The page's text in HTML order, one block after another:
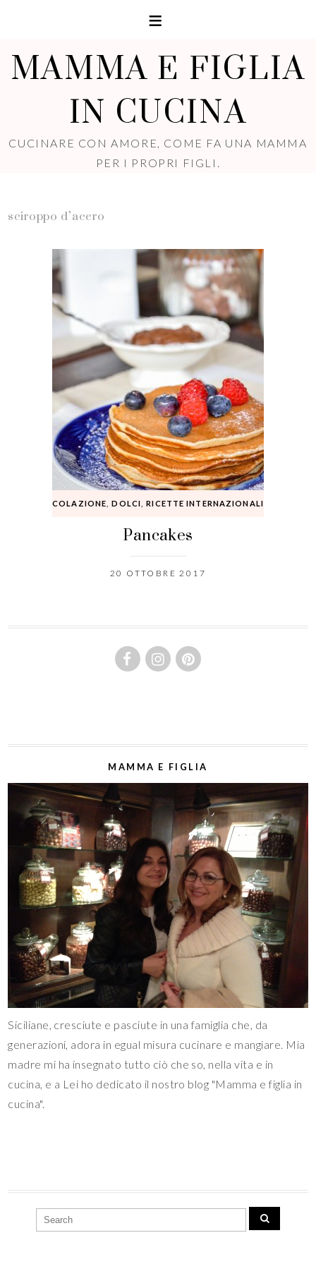
MAMMA E FIGLIA
IN CUCINA
CUCINARE CON AMORE, COME FA UNA MAMMA
PER I PROPRI FIGLI.
sciroppo d’acero
COLAZIONE ,DOLCI ,RICETTE INTERNAZIONALI
Pancakes
20 OTTOBRE 2017
MAMMA E FIGLIA
Siciliane, cresciute e pasciute in una famiglia che, da
generazioni, adora in egual misura cucinare e mangiare. Mia
madre mi ha insegnato tutto ciò che so, nella vita e in
cucina, e a Lei ho dedicato il nostro blog "Mamma e figlia in
cucina".